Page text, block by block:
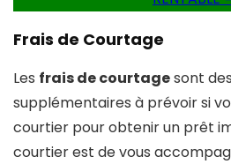
Frais de Courtage
Les frais de courtagesont
supplémentaires à prévoir si
courtier pour obtenir un prêt
courtier est de vous